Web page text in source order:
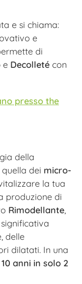
e si chiama:
e
di
e Decolleté con
presso the
della
quella dei micro-
la tua
produzione di
Rimodellante,
delle
dilatati. In una
anni in solo 2